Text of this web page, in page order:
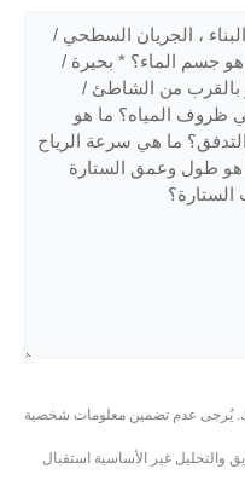
يُرجى عدم تضمين معلومات شخصية
والتحليل غير الأساسية استقبال